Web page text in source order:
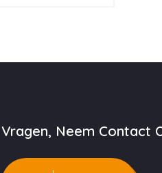
Vragen, Neem Contact